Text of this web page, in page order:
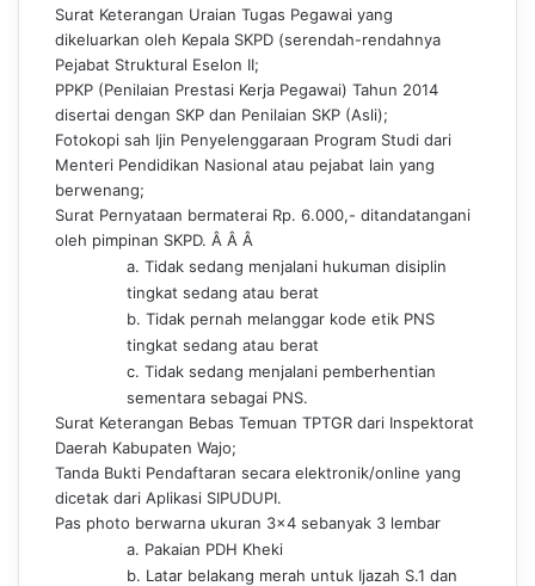
Surat Keterangan Uraian Tugas Pegawai yang
dikeluarkan oleh Kepala SKPD (serendah-rendahnya
Pejabat Struktural Eselon II;
PPKP (Penilaian Prestasi Kerja Pegawai) Tahun 2014
disertai dengan SKP dan Penilaian SKP (Asli);
Fotokopi sah Ijin Penyelenggaraan Program Studi dari
Menteri Pendidikan Nasional atau pejabat lain yang
berwenang;
Surat Pernyataan bermaterai Rp. 6.000,- ditandatangani
oleh pimpinan SKPD. Â Â Â
a. Tidak sedang menjalani hukuman disiplin
tingkat sedang atau berat
b. Tidak pernah melanggar kode etik PNS
tingkat sedang atau berat
c. Tidak sedang menjalani pemberhentian
sementara sebagai PNS.
Surat Keterangan Bebas Temuan TPTGR dari Inspektorat
Daerah Kabupaten Wajo;
Tanda Bukti Pendaftaran secara elektronik/online yang
dicetak dari Aplikasi SIPUDUPI.
Pas photo berwarna ukuran 3×4 sebanyak 3 lembar
a. Pakaian PDH Kheki
b. L atar belakang merah untuk Ijazah S.1 dan